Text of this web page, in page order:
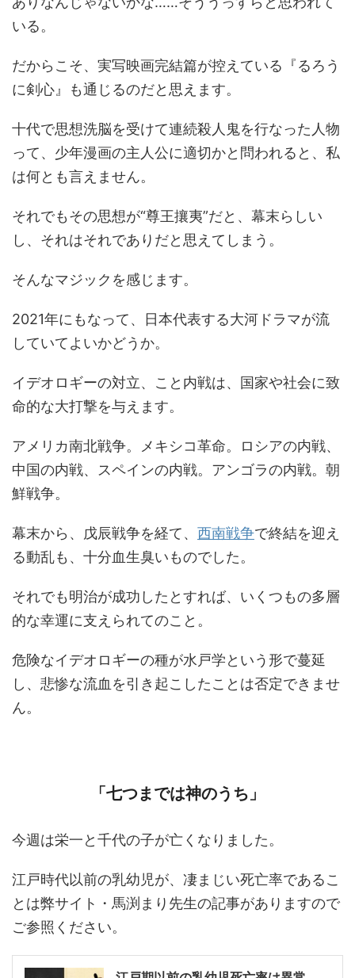
いる。
だからこそ、実写映画完結篇が控えている『るろう
に剣心』も通じるのだと思えます。
十代で思想洗脳を受けて連続殺人鬼を行なった人物
って、少年漫画の主人公に適切かと問われると、私
は何とも言えません。
それでもその思想が“尊王攘夷”だと、幕末らしい
し、それはそれでありだと思えてしまう。
そんなマジックを感じます。
2021年にもなって、日本代表する大河ドラマが流
していてよいかどうか。
イデオロギーの対立、こと内戦は、国家や社会に致
命的な大打撃を与えます。
アメリカ南北戦争。メキシコ革命。ロシアの内戦、
中国の内戦、スペインの内戦。アンゴラの内戦。朝
鮮戦争。
幕末から、戊辰戦争を経て、 西南戦争で終結を迎え
る動乱も、十分血生臭いものでした。
それでも明治が成功したとすれば、いくつもの多層
的な幸運に支えられてのこと。
危険なイデオロギーの種が水戸学という形で蔓延
し、悲惨な流血を引き起こしたことは否定できませ
ん。
「七つまでは神のうち」
今週は栄一と千代の子が亡くなりました。
江戸時代以前の乳幼児が、凄まじい死亡率であるこ
とは弊サイト・馬渕まり先生の記事がありますので
ご参照ください。